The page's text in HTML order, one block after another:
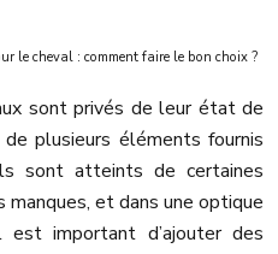
le cheval : comment faire le bon choix ?
sont privés de leur état de
plusieurs éléments fournis
sont atteints de certaines
manques, et dans une optique
important d’ajouter des